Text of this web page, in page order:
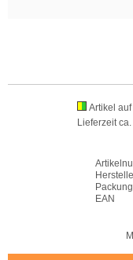
Artikel
Lieferzeit
EAN